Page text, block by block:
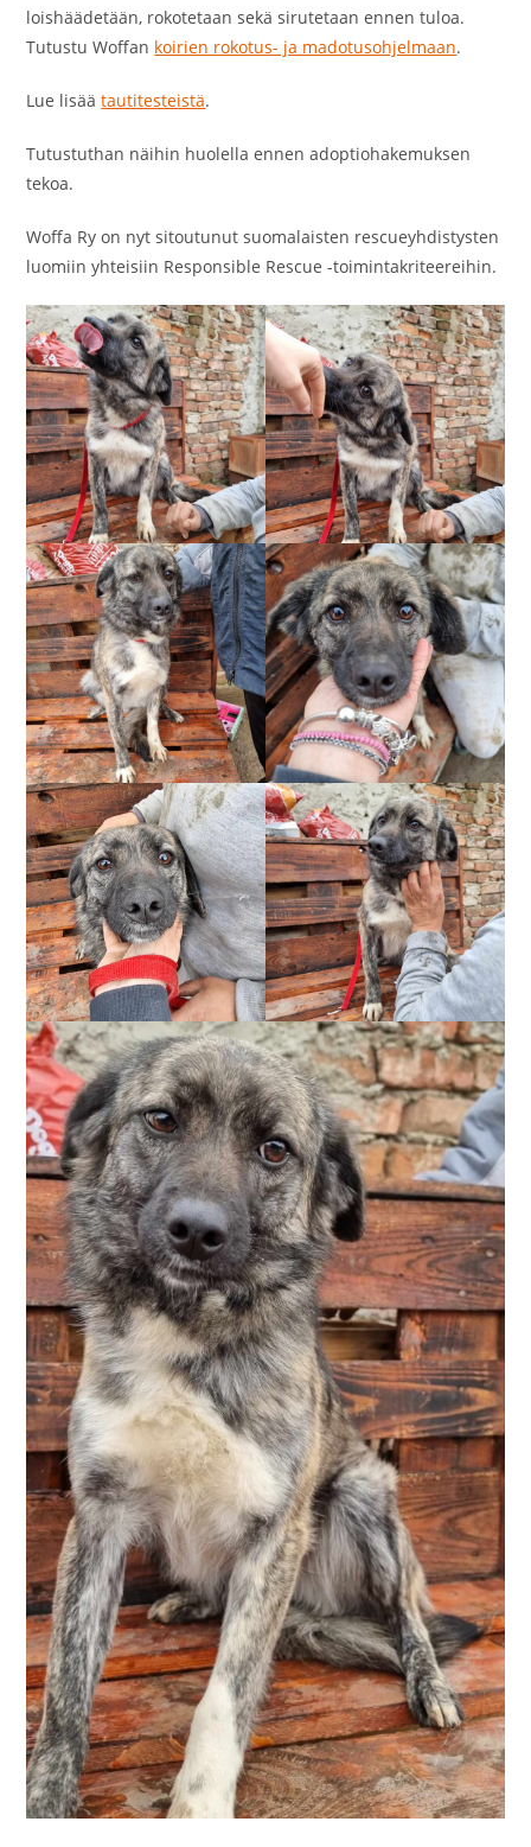
loishäädetään, rokotetaan sekä sirutetaan ennen tuloa.
Tutustu Woffan koirien rokotus- ja madotusohjelmaan.
Lue lisäätautitesteistä.
Tutustuthan näihin huolella ennen adoptiohakemuksen
tekoa.
Woffa Ry on nyt sitoutunut suomalaisten rescueyhdistysten
luomiin yhteisiin Responsible Rescue -toimintakriteereihin.